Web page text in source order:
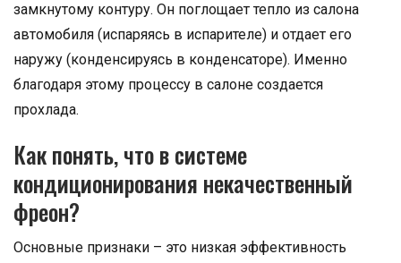
замкнутому контуру. Он поглощает тепло из салона
автомобиля (испаряясь в испарителе) и отдает его
наружу (конденсируясь в конденсаторе). Именно
благодаря этому процессу в салоне создается
прохлада.
Как понять, что в системе
кондиционирования некачественный
фреон?
Основные признаки – это низкая эффективность